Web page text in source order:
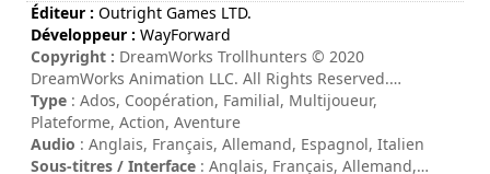
Éditeur : Outright Games LTD.
Développeur : WayForward
Copyright : DreamWorks Trollhunters © 2020
DreamWorks Animation LLC. All Rights Reserved.
Published by Outright Games Limited. Software © 2020
Outright Games Limited. Developed by WayForward.
Distributed in Europe by BANDAI NAMCO Entertainment
Europe S.A.S. and its subsidiaries. All other trademarks
Type : Ados, Coopération, Familial, Multijoueur,
Plateforme, Action, Aventure
Audio : Anglais, Français, Allemand, Espagnol, Italien
Sous-titres / Interface : Anglais, Français, Allemand,